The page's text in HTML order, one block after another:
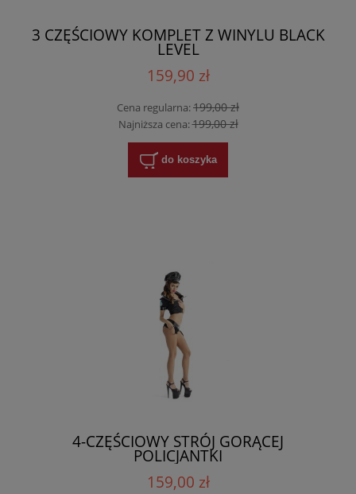
3 CZĘŚCIOWY KOMPLET Z WINYLU BLACK
LEVEL
159,90 zł
Cena regularna:199,00 zł
Najniższa cena:199,00 zł
do koszyka
4-CZĘŚCIOWY STRÓJ GORĄCEJ
POLICJANTKI
159,00 zł